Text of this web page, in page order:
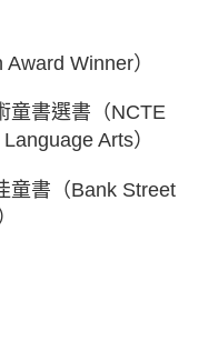
Winner）
童書選書（NCTE
Arts）
童書（Bank Street